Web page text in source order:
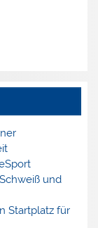
und
Startplatz für